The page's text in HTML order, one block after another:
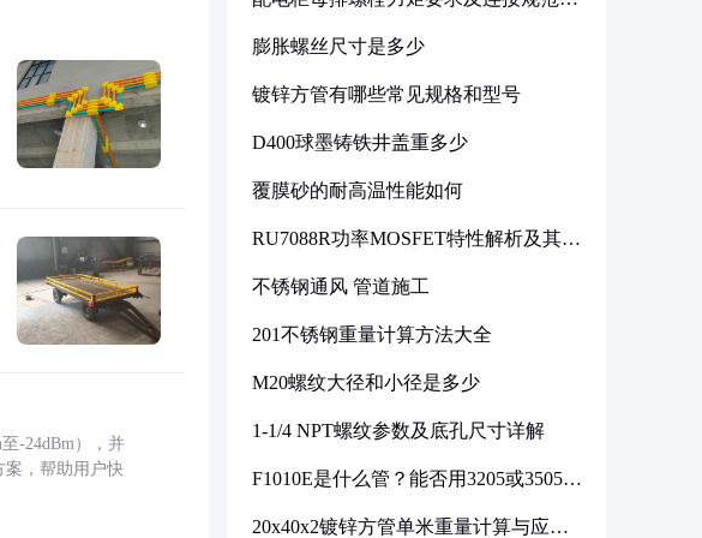
-24dBm），并
案，帮助用户快
膨胀螺丝尺寸是多少
镀锌方管有哪些常见规格和型号
D400球墨铸铁井盖重多少
覆膜砂的耐高温性能如何
RU7088R功率MOSFET特性解析及其在
不锈钢通风 管道施工
201不锈钢重量计算方法大全
M20螺纹大径和小径是多少
1-1/4 NPT螺纹参数及底孔尺寸详解
F1010E是什么管？能否用3205或3505代
20x40x2镀锌方管单米重量计算与应用